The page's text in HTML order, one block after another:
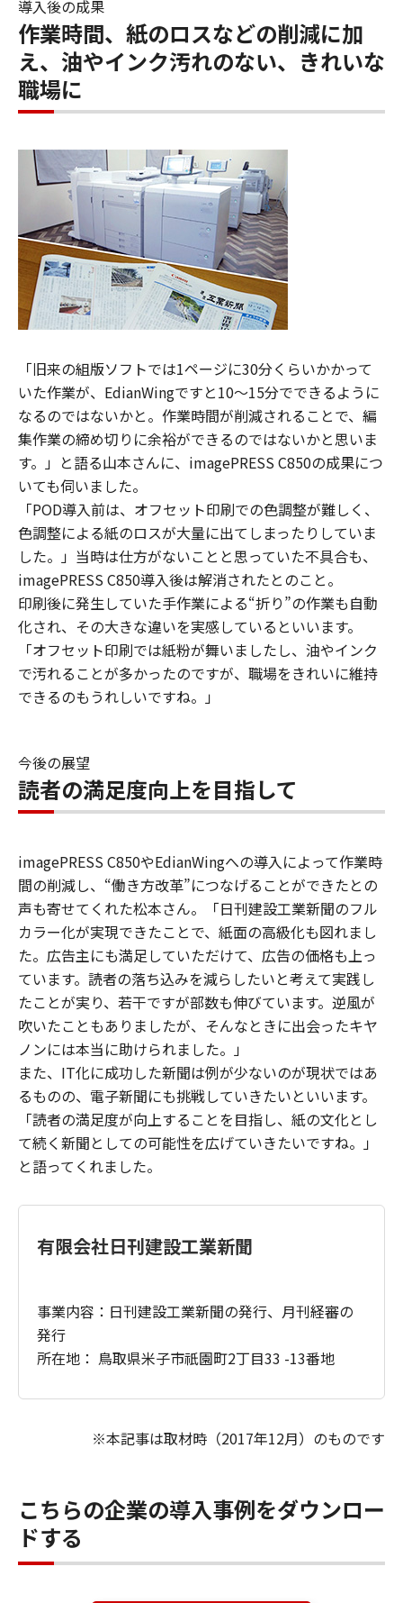
導入後の成果
作業時間、紙のロスなどの削減に加
え、油やインク汚れのない、きれいな
職場に
「旧来の組版ソフトでは1ページに30分くらいかかって
いた作業が、EdianWingですと10～15分でできるように
なるのではないかと。作業時間が削減されることで、編
集作業の締め切りに余裕ができるのではないかと思いま
す。」と語る山本さんに、imagePRESS C850の成果につ
いても伺いました。
「POD導入前は、オフセット印刷での色調整が難しく、
色調整による紙のロスが大量に出てしまったりしていま
した。」当時は仕方がないことと思っていた不具合も、
imagePRESS C850導入後は解消されたとのこと。
印刷後に発生していた手作業による“折り”の作業も自動
化され、その大きな違いを実感しているといいます。
「オフセット印刷では紙粉が舞いましたし、油やインク
で汚れることが多かったのですが、職場をきれいに維持
できるのもうれしいですね。」
今後の展望
読者の満足度向上を目指して
imagePRESS C850やEdianWingへの導入によって作業時
間の削減し、“働き方改革”につなげることができたとの
声も寄せてくれた松本さん。「日刊建設工業新聞のフル
カラー化が実現できたことで、紙面の高級化も図れまし
た。広告主にも満足していただけて、広告の価格も上っ
ています。読者の落ち込みを減らしたいと考えて実践し
たことが実り、若干ですが部数も伸びています。逆風が
吹いたこともありましたが、そんなときに出会ったキヤ
ノンには本当に助けられました。」
また、IT化に成功した新聞は例が少ないのが現状ではあ
るものの、電子新聞にも挑戦していきたいといいます。
「読者の満足度が向上することを目指し、紙の文化とし
て続く新聞としての可能性を広げていきたいですね。」
と語ってくれました。
有限会社日刊建設工業新聞
事業内容：日刊建設工業新聞の発行、月刊経審の
発行
所在地： 鳥取県米子市祇園町2丁目33 -13番地
※本記事は取材時（2017年12月）のものです
こちらの企業の導入事例をダウンロー
ドする